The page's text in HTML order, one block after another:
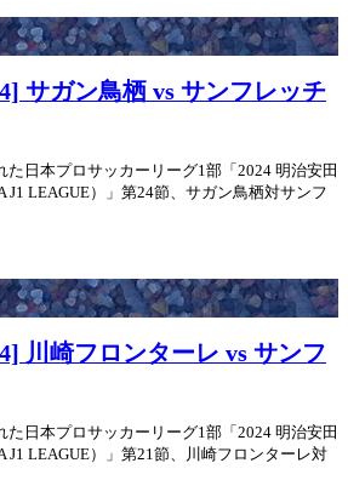
サガン鳥栖 vs サンフレッチ
た日本プロサッカーリーグ1部「2024 明治安田
J1 LEAGUE）」第24節、サガン鳥栖対サンフ
川崎フロンターレ vs サンフ
た日本プロサッカーリーグ1部「2024 明治安田
J1 LEAGUE）」第21節、川崎フロンターレ対